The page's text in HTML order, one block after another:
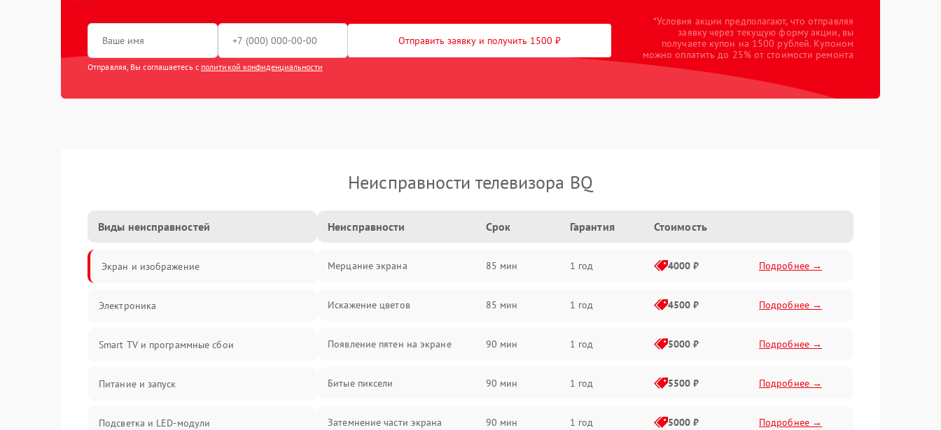
Отправить заявку и получить 1500 ₽
Отправляя, Вы соглашаетесь с политикой конфиденциальности
*Условия акции предполагают, что отправляя
заявку через текущую форму акции, вы
получаете купон на 1500 рублей. Купоном
можно оплатить до 25% от стоимости ремонта
Неисправности телевизора BQ
Виды неисправностей
Экран и изображение
Электроника
Smart TV и программные сбои
Питание и запуск
Подсветка и LED-модули
Неисправности Срок Гарантия Стоимость
Мерцание экрана 85 мин 1 год 4000 ₽ Подробнее →
Искажение цветов 85 мин 1 год 4500 ₽ Подробнее →
Появление пятен на экране 90 мин 1 год 5000 ₽ Подробнее →
Битые пиксели 90 мин 1 год 5500 ₽ Подробнее →
Затемнение части экрана 90 мин 1 год 5000 ₽ Подробнее →